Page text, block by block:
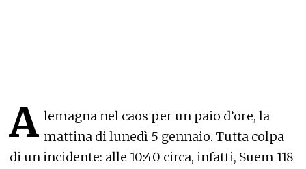
A lemagna nel caos per un paio d’ore, la
mattina di lunedì 5 gennaio. Tutta colpa
di un incidente: alle 10:40 circa, infatti, Suem 118